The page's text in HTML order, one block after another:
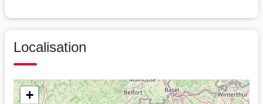
Localisation
+